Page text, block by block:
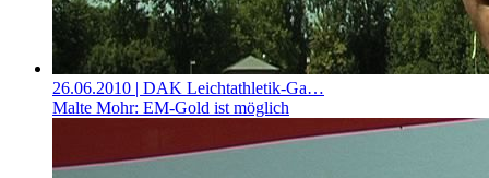
26.06.2010 | DAK Leichtathletik-Ga…
Malte Mohr: EM-Gold ist möglich